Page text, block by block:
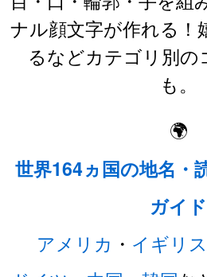
ナル顔文字が作れる！
るなどカテゴリ別の
も。
🌍
世界164ヵ国の地名・
ガイド
アメリカ ・ イギリス